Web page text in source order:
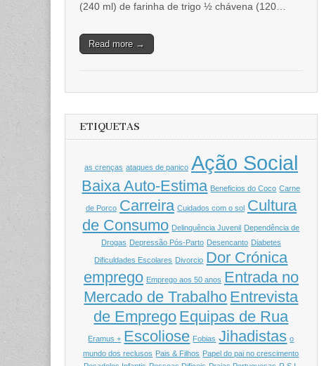
(240 ml) de farinha de trigo ½ chávena (120…
Read more →
ETIQUETAS
as crenças ataques de panico Ação Social
Baixa Auto-Estima Beneficios do Coco Carne
de Porco Carreira Cuidados com o sol Cultura
de Consumo Delinquência Juvenil Dependência de
Drogas Depressão Pós-Parto Desencanto Diabetes
Dificuldades Escolares Divorcio Dor Crónica
emprego Emprego aos 50 anos Entrada no
Mercado de Trabalho Entrevista
de Emprego Equipas de Rua
Eramus + Escoliose Fobias Jihadistas o
mundo dos reclusos Pais & Filhos Papel do pai no crescimento